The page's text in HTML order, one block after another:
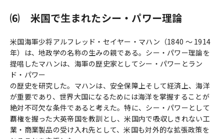
⑹ 米国で生まれたシー・パワー理論
米国海軍少将アルフレッド・セイヤー・マハン（1840 ～ 1914
年）は、地政学の名称の生みの親である。シー・パワー理論を
提唱したマハンは、海軍の歴史家としてシー・パワーとラン
ド・パワー
の歴史を研究した。マハンは、安全保障上そして経済上、海洋
が重要であり、世界大国になるためには海洋を掌握することが
絶対不可欠な条件であると考えた。特に、シー・パワーとして
覇権を握った大英帝国を教訓とし、米国内で吸収しきれない工
業・商業製品の受け入れ先として、米国も対外的な拡張政策を